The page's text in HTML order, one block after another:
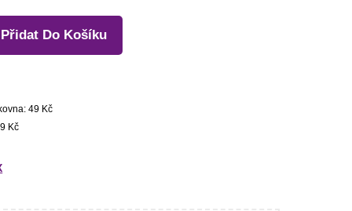
Přidat Do Košíku
49 Kč
Kč